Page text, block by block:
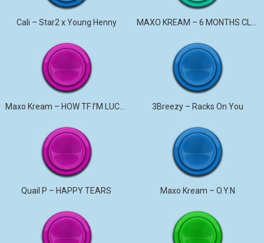
Cali – Star2 x Young Henny
Maxo Kream – HOW TF I’M LUCKY 3Breezy – Racks On You
Quail P – HAPPY TEARS Maxo Kream – O.Y.N